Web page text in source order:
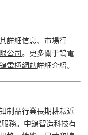
詳細信息、市場行
公司。更多關于鎢電
鎢電極網站詳細介紹。
制品行業長期耕耘近
務。中鎢智造科技有